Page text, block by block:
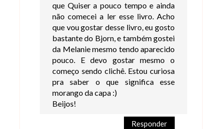
que Quiser a pouco tempo e ainda
não comecei a ler esse livro. Acho
que vou gostar desse livro, eu gosto
bastante do Bjorn, e também gostei
da Melanie mesmo tendo aparecido
pouco. E devo gostar mesmo o
começo sendo clichê. Estou curiosa
pra saber o que significa esse
morango da capa :)
Beijos!
Responder